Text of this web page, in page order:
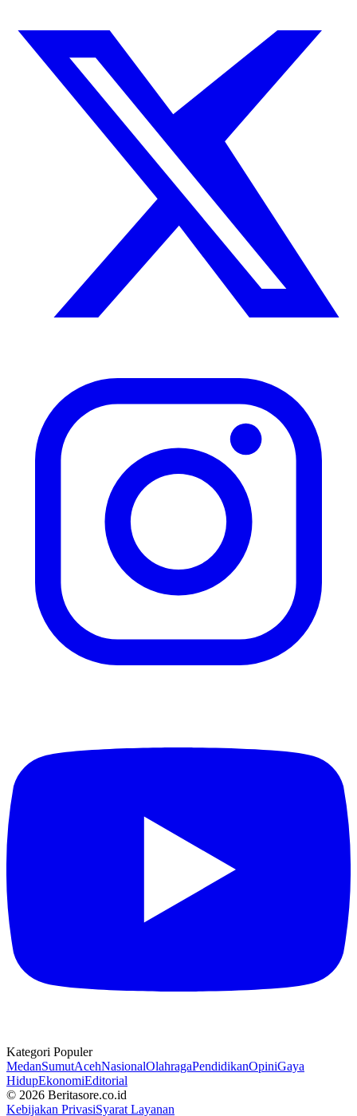
Kategori Populer
MedanSumutAcehNasionalOlahragaPendidikanOpiniGaya
HidupEkonomiEditorial
© 2026 Beritasore.co.id
Kebijakan PrivasiSyarat Layanan